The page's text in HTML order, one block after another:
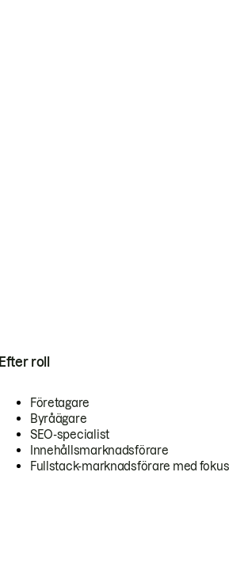
Efter roll
Företagare
Byråägare
SEO-specialist
Innehållsmarknadsförare
Fullstack-marknadsförare med